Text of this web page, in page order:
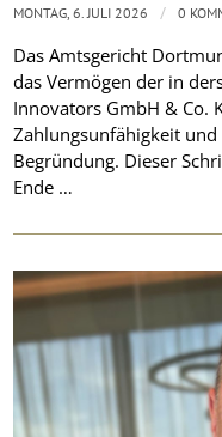
Das Amtsgericht
das Vermögen der in
Innovators GmbH & Co.
Zahlungsunfähigkeit
Begründung. Dieser
Ende …
MONTAG, 6. JULI 2026 / 0